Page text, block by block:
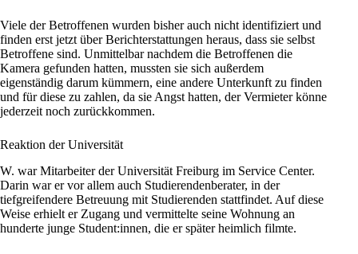
Viele der Betroffenen wurden bisher auch nicht identifiziert und
finden erst jetzt über Berichterstattungen heraus, dass sie selbst
Betroffene sind. Unmittelbar nachdem die Betroffenen die
Kamera gefunden hatten, mussten sie sich außerdem
eigenständig darum kümmern, eine andere Unterkunft zu finden
und für diese zu zahlen, da sie Angst hatten, der Vermieter könne
jederzeit noch zurückkommen.
Reaktion der Universität
W. war Mitarbeiter der Universität Freiburg im Service Center.
Darin war er vor allem auch Studierendenberater, in der
tiefgreifendere Betreuung mit Studierenden stattfindet. Auf diese
Weise erhielt er Zugang und vermittelte seine Wohnung an
hunderte junge Student:innen, die er später heimlich filmte.